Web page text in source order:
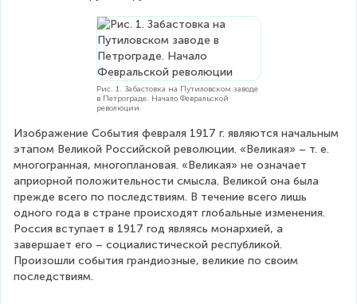
Рис. 1. Забастовка на Путиловском заводе
в Петрограде. Начало Февральской
революции
Изображение События февраля 1917 г. являются начальным
этапом Великой Российской революции. «Великая» – т. е.
многогранная, многоплановая. «Великая» не означает
априорной положительности смысла. Великой она была
прежде всего по последствиям. В течение всего лишь
одного года в стране происходят глобальные изменения.
Россия вступает в 1917 год являясь монархией, а
завершает его – социалистической республикой.
Произошли события грандиозные, великие по своим
последствиям.